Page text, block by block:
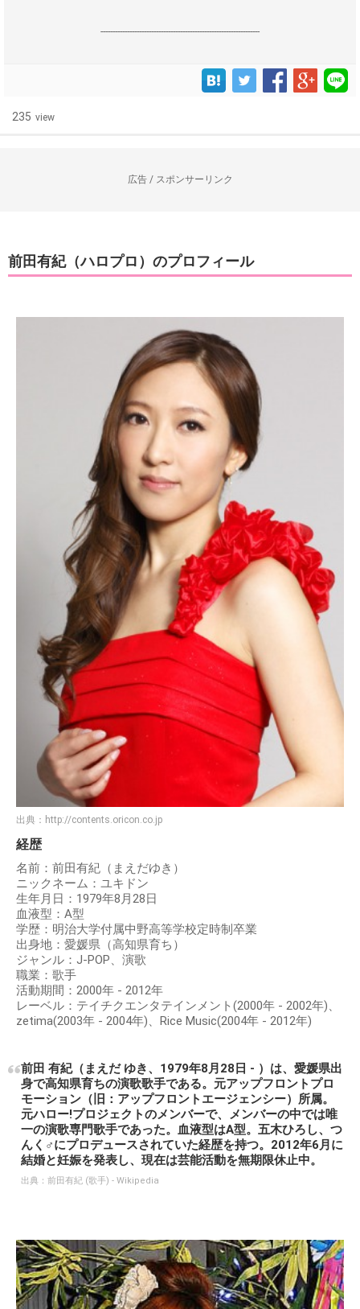
------------------------------------------------------------------
235 view
広告 / スポンサーリンク
前田有紀（ハロプロ）のプロフィール
出典： http://contents.oricon.co.jp
経歴
名前：前田有紀（まえだゆき）
ニックネーム：ユキドン
生年月日：1979年8月28日
血液型：A型
学歴：明治大学付属中野高等学校定時制卒業
出身地：愛媛県（高知県育ち）
ジャンル：J-POP、演歌
職業：歌手
活動期間：2000年 - 2012年
レーベル：テイチクエンタテインメント(2000年 - 2002年)、
zetima(2003年 - 2004年)、Rice Music(2004年 - 2012年)
前田 有紀（まえだ ゆき、1979年8月28日 - ）は、愛媛県出
身で高知県育ちの演歌歌手である。元アップフロントプロ
モーション（旧：アップフロントエージェンシー）所属。
元ハロー!プロジェクトのメンバーで、メンバーの中では唯
一の演歌専門歌手であった。血液型はA型。五木ひろし、つ
んく♂にプロデュースされていた経歴を持つ。2012年6月に
結婚と妊娠を発表し、現在は芸能活動を無期限休止中。
出典： 前田有紀 (歌手) - Wikipedia